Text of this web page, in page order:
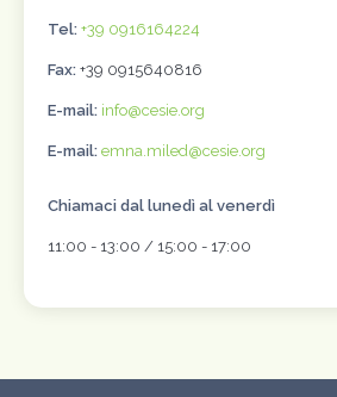
Tel: +39 0916164224
Fax: +39 0915640816
E-mail: info@cesie.org
E-mail: emna.miled@cesie.org
Chiamaci dal lunedì al venerdì
11:00 - 13:00 / 15:00 - 17:00